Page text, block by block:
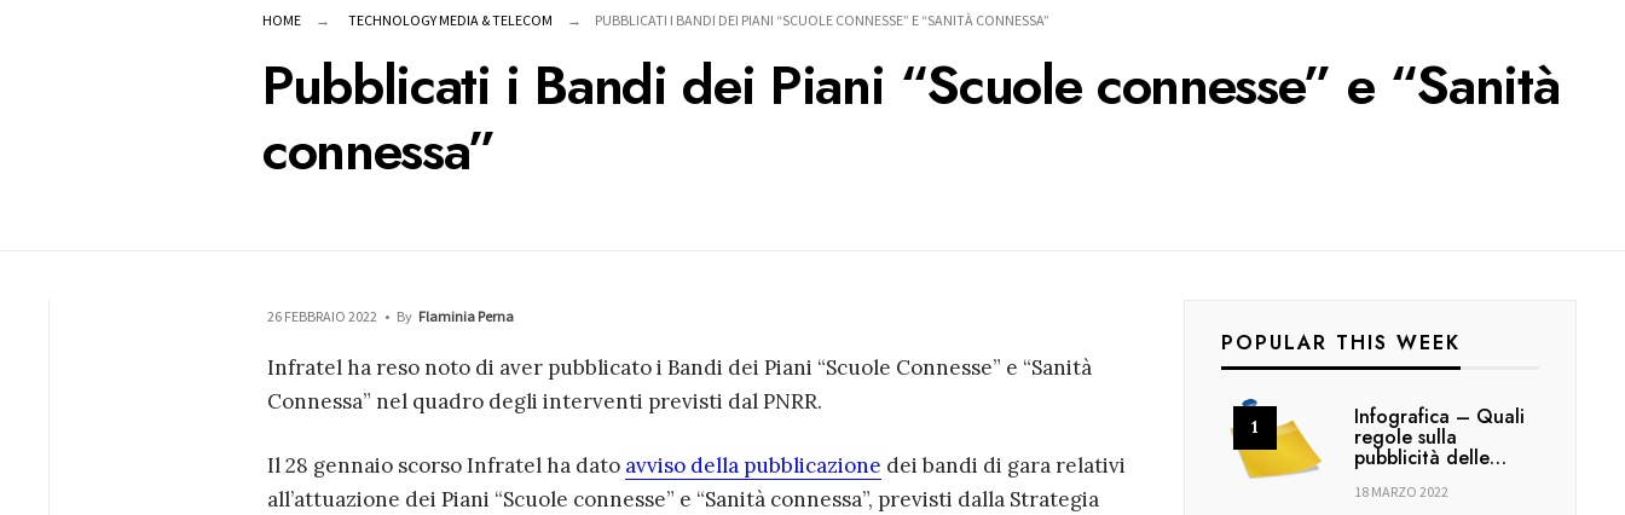
HOME TECHNOLOGY MEDIA & TELECOM PUBBLICATI I BANDI DEI PIANI “SCUOLE CONNESSE” E “SANITÀ CONNESSA”
Pubblicati i Bandi dei Piani “Scuole connesse” e “Sanità
connessa”
26 FEBBRAIO 2022 • By Flaminia Perna
Infratel ha reso noto di aver pubblicato i Bandi dei Piani “Scuole Connesse” e “Sanità
Connessa” nel quadro degli interventi previsti dal PNRR.
Il 28 gennaio scorso Infratel ha dato avviso della pubblicazione dei bandi di gara relativi
all’attuazione dei Piani “Scuole connesse” e “Sanità connessa”, previsti dalla Strategia
POPULAR THIS WEEK
Infografica – Quali
regole sulla
pubblicità delle…
18 MARZO 2022